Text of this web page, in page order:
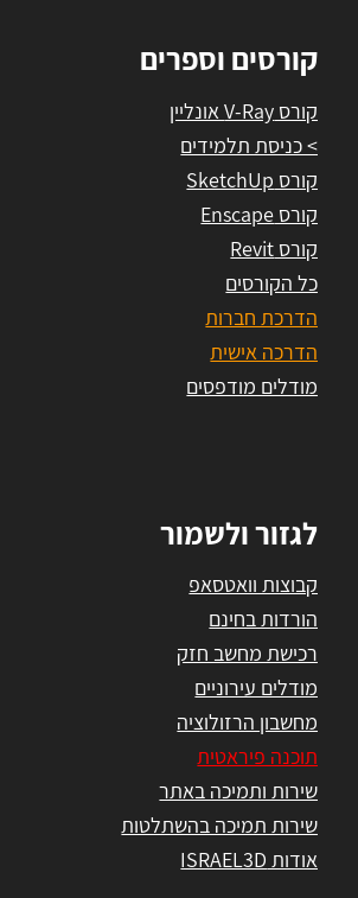
קורסים וספרים
קורס V-Ray אונליין
> כניסת תלמידים
קורס SketchUp
קורס Enscape
קורס Revit
כל הקורסים
הדרכת חברות
הדרכה אישית
מודלים מודפסים
לגזור ולשמור
קבוצות וואטסאפ
הורדות בחינם
רכישת מחשב חזק
מודלים עירוניים
מחשבון הרזולוציה
תוכנה פיראטית
שירות ותמיכה באתר
שירות תמיכה בהשתלטות
אודות ISRAEL3D